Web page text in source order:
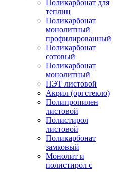
Поликарбонат для
теплиц
Поликарбонат
монолитный
профилированный
Поликарбонат
сотовый
Поликарбонат
монолитный
ПЭТ листовой
Акрил (оргстекло)
Полипропилен
листовой
Полистирол
листовой
Поликарбонат
замковый
Монолит и
полистирол с